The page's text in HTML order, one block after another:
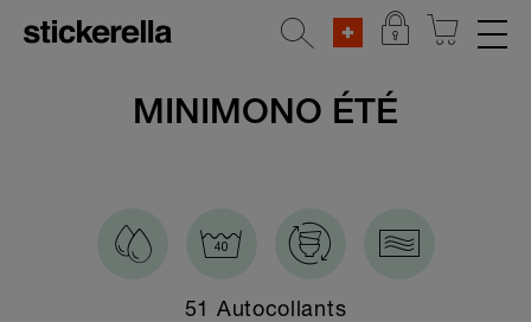
AUTOCOLLANTS RÉFLÉCHISSANTS
Bébé cadeau pack
MINIMONO ÉTÉ
51 Autocollants